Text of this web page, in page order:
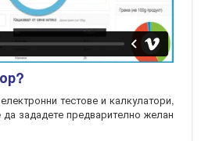
тестове и калкулатори,
да зададете предварително желан